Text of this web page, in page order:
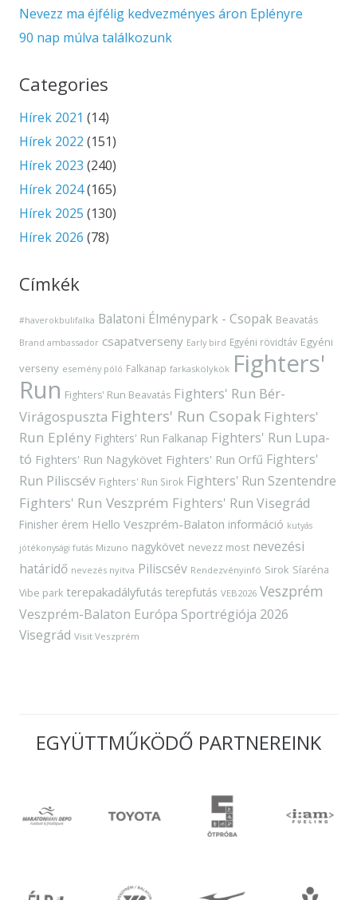
Nevezz ma éjfélig kedvezményes áron Eplényre
90 nap múlva találkozunk
Categories
Hírek 2021 (14)
Hírek 2022 (151)
Hírek 2023 (240)
Hírek 2024(165)
Hírek 2025 (130)
Hírek 2026 (78)
Címkék
#haverokbulifalka Balatoni Élménypark - Csopak Beavatás
Brand ambassador csapatverseny Early bird Egyéni rövidtáv Egyéni
verseny esemény póló Falkanap farkaskölykök Fighters'
Run Fighters' Run Beavatás Fighters' Run Bér-
Virágospuszta Fighters' Run Csopak Fighters'
Run Eplény Fighters' Run Falkanap Fighters' Run Lupa-
tó Fighters' Run Nagykövet Fighters' Run Orfű Fighters'
Run Piliscsév Fighters' Run Sirok Fighters' Run Szentendre
Fighters' Run Veszprém Fighters' Run Visegrád
Finisher érem Hello Veszprém-Balaton információ kutyás
jótékonysági futás Mizuno nagykövet nevezz most nevezési
határidő nevezés nyitva Piliscsév Rendezvényinfó Sirok Síaréna
Vibe park terepakadályfutás terepfutás VEB2026 Veszprém
Veszprém-Balaton Európa Sportrégiója 2026
Visegrád Visit Veszprém
EGYÜTTMŰKÖDŐ PARTNEREINK